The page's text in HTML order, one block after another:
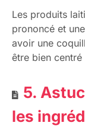
Les produits
prononcé et
avoir une
être bien
5.
les